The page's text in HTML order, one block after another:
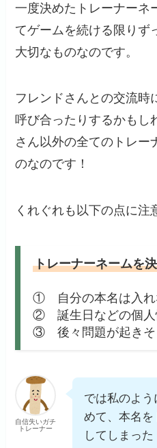
一度決めたトレーナーネ
てゲームを続ける限りず
大切なものなのです。
フレンドさんとの交流時
呼び合ったりするかもし
さん以外の全てのトレー
のなのです！
くれぐれも以下の点に注
トレーナーネームを
① 自分の本名は入れ
② 誕生日などの個人
③ 後々問題が起きそ
自信失いガチ
トレーナー
では私のよ
めて、本名
してしまっ